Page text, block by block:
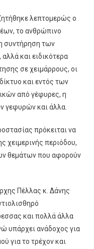
λεπτομερώς ο
το ανθρώπινο
συντήρηση των
και ειδικότερα
σε χειμάρρους, οι
και εντός των
από γέφυρες, η
γεφυρών και άλλα.
πρόκειται να
χειμερινής περιόδου,
θεμάτων που αφορούν
Πέλλας κ. Δάνης
και πολλά άλλα
υπάρχει ανάδοχος για
για το τρέχον και